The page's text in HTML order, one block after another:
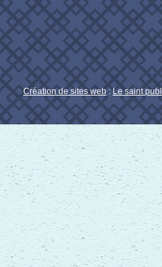
Création de sites web:Le saint